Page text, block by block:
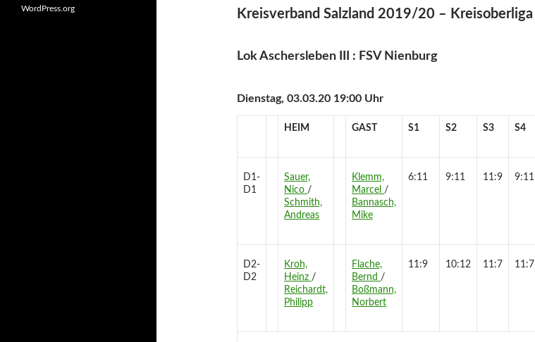
Kreisverband Salzland 2019/20 – Kreisoberliga
Lok Aschersleben III : FSV Nienburg
Dienstag, 03.03.20 19:00 Uhr
HEIM GAST S1 S2 S3 S4
D1-
D1
Sauer,
Nico /
Schmith,
Andreas
Klemm,
Marcel /
Bannasch,
Mike
6:11 9:11 11:9 9:11
D2-
D2
Kroh,
Heinz /
Reichardt,
Philipp
Flache,
Bernd /
Boßmann,
Norbert
11:9 10:12 11:7 11:7
WordPress.org